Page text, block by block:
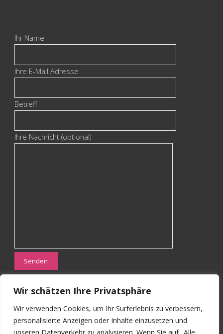
Wir schätzen Ihre Privatsphäre
Wir verwenden Cookies, um Ihr Surferlebnis zu verbessern,
personalisierte Anzeigen oder Inhalte einzusetzen und
Ihr Name
Ihre E-Mail Adresse
Betreff
Ihre Nachricht (optional)
Kontaktdaten Büro:
Telefon: 0340 850 15 19